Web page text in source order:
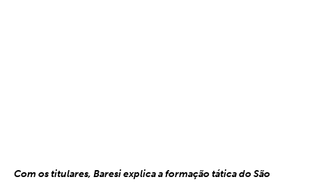
Com os titulares, Baresi explica a formação tática do São